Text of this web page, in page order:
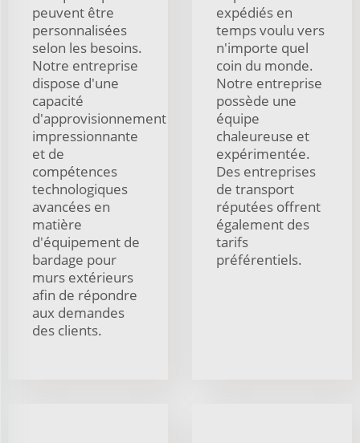
peuvent être
personnalisées
selon les besoins.
Notre entreprise
dispose d'une
capacité
d'approvisionnement
impressionnante
et de
compétences
technologiques
avancées en
matière
d'équipement de
bardage pour
murs extérieurs
afin de répondre
aux demandes
des clients.
expédiés en
temps voulu vers
n'importe quel
coin du monde.
Notre entreprise
possède une
équipe
chaleureuse et
expérimentée.
Des entreprises
de transport
réputées offrent
également des
tarifs
préférentiels.